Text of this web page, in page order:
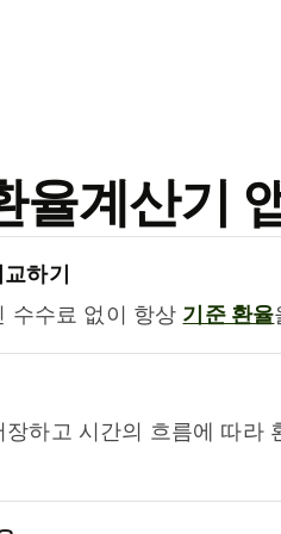
율계산기
하기
수수료 없이 항상 기준 환율
하고 시간의 흐름에 따라